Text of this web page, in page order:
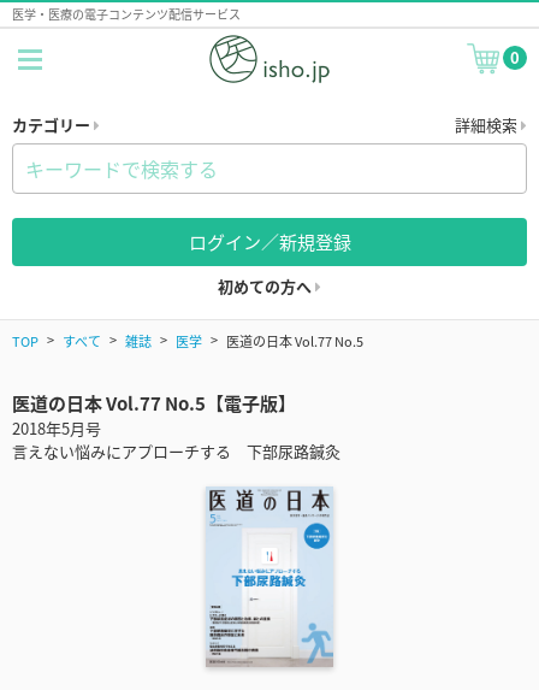
医学・医療の電子コンテンツ配信サービス
0
カテゴリー 詳細検索
ログイン／新規登録
初めての方へ
TOP すべて 雑誌 医学 医道の日本 Vol.77 No.5
医道の日本 Vol.77 No.5【電子版】
2018年5月号
言えない悩みにアプローチする 下部尿路鍼灸